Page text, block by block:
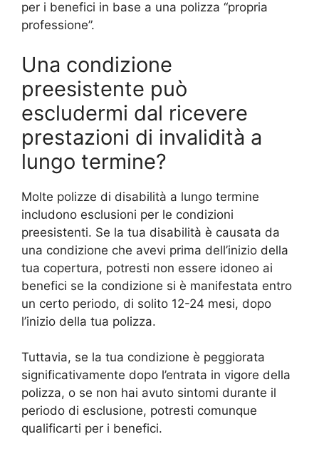
per i benefici in base a una polizza “propria
professione”.
Una condizione
preesistente può
escludermi dal ricevere
prestazioni di invalidità a
lungo termine?
Molte polizze di disabilità a lungo termine
includono esclusioni per le condizioni
preesistenti. Se la tua disabilità è causata da
una condizione che avevi prima dell’inizio della
tua copertura, potresti non essere idoneo ai
benefici se la condizione si è manifestata entro
un certo periodo, di solito 12-24 mesi, dopo
l’inizio della tua polizza.
Tuttavia, se la tua condizione è peggiorata
significativamente dopo l’entrata in vigore della
polizza, o se non hai avuto sintomi durante il
periodo di esclusione, potresti comunque
qualificarti per i benefici.